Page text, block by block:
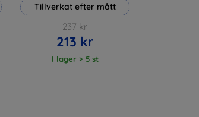
Tillverkat efter mått
237 kr
213 kr
I lager > 5 st